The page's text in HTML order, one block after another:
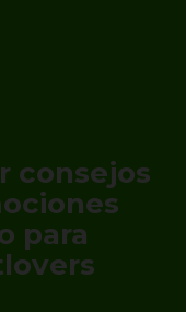
consejos
para